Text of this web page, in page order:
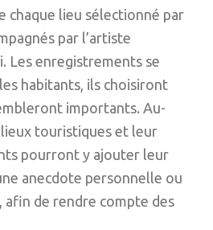
chaque lieu sélectionné par
par l’artiste
Les enregistrements se
habitants, ils choisiront
importants. Au-
touristiques et leur
pourront y ajouter leur
anecdote personnelle ou
afin de rendre compte des